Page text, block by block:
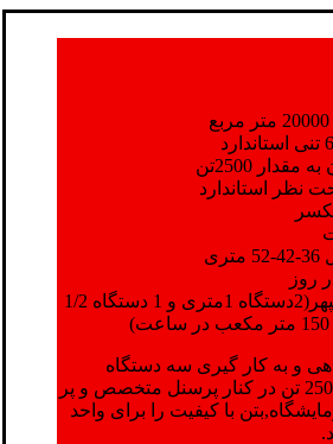
2500تن
نظر استاندارد
روز
3 دستگاه بچینگ لیپهر(2دستگاه 1متری و 1 دستگاه 1/2
و به کار گیری سه دستگاه
بچینگ پلانت با ظرفیت 2500 تن در کنار پرسنل متخصص و پر
با کیفیت را برای واحد